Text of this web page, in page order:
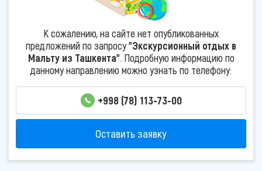
К сожалению, на сайте нет опубликованных
предложений по запросу"Экскурсионный отдых в
Мальту из Ташкента". Подробную информацию по
данному направлению можно узнать по телефону:
+998 (78) 113-73-00
Оставить заявку